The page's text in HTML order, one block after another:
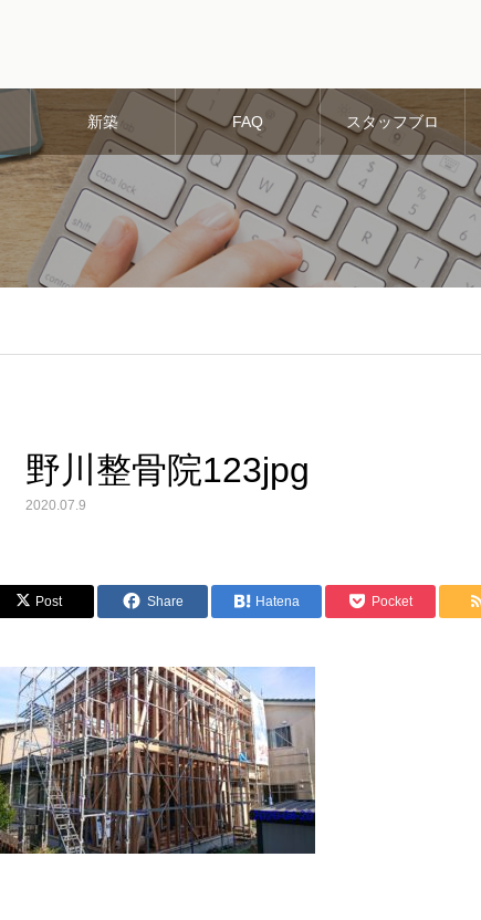
新築 FAQ スタッフブロ
グ
野川整骨院123jpg
2020.07.9
Post Share Hatena Pocket